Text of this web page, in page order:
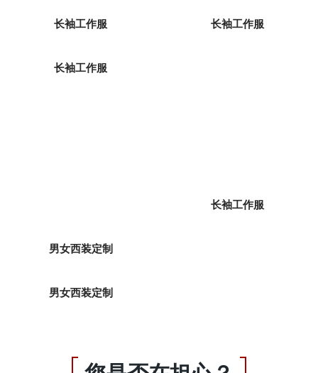
长袖工作服 长袖工作服
长袖工作服
长袖工作服
男女西装定制
男女西装定制